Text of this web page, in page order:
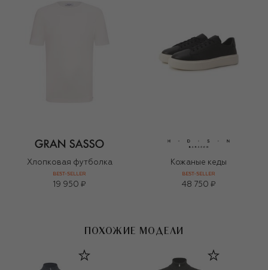
Хлопковая футболка
BEST-SELLER
19 950 ₽
Кожаные кеды
BEST-SELLER
48 750 ₽
ПОХОЖИЕ МОДЕЛИ